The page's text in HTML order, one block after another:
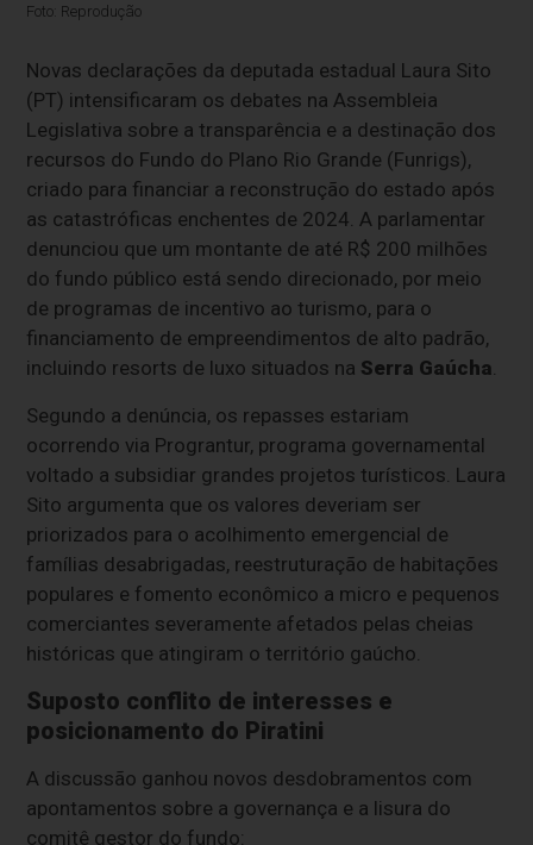
Foto: Reprodução
Novas declarações da deputada estadual Laura Sito
(PT) intensificaram os debates na Assembleia
Legislativa sobre a transparência e a destinação dos
recursos do Fundo do Plano Rio Grande (Funrigs),
criado para financiar a reconstrução do estado após
as catastróficas enchentes de 2024. A parlamentar
denunciou que um montante de até R$ 200 milhões
do fundo público está sendo direcionado, por meio
de programas de incentivo ao turismo, para o
financiamento de empreendimentos de alto padrão,
incluindo resorts de luxo situados na Serra Gaúcha
Segundo a denúncia, os repasses estariam
ocorrendo via Prograntur, programa governamental
voltado a subsidiar grandes projetos turísticos. Laura
Sito argumenta que os valores deveriam ser
priorizados para o acolhimento emergencial de
famílias desabrigadas, reestruturação de habitações
populares e fomento econômico a micro e pequenos
comerciantes severamente afetados pelas cheias
históricas que atingiram o território gaúcho.
Suposto conflito de interesses e
posicionamento do Piratini
A discussão ganhou novos desdobramentos com
apontamentos sobre a governança e a lisura do
comitê gestor do fundo: